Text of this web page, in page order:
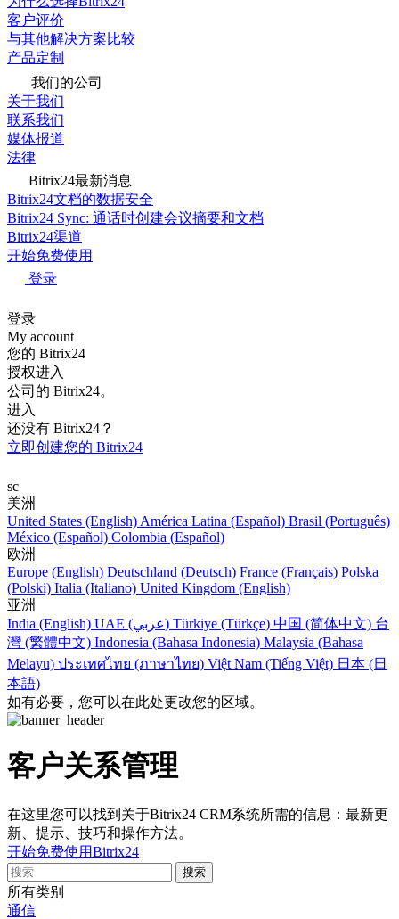
客户评价
与其他解决方案比较
产品定制
我们的公司
关于我们
联系我们
媒体报道
法律
Bitrix24最新消息
Bitrix24文档的数据安全
Bitrix24 Sync: 通话时创建会议摘要和文档
Bitrix24渠道
开始免费使用
登录
登录
My account
您的 Bitrix24
授权进入
公司的 Bitrix24。
进入
还没有 Bitrix24？
立即创建您的 Bitrix24
sc
美洲
United States (English) América Latina (Español) Brasil (Português)
México (Español) Colombia (Español)
欧洲
Europe (English) Deutschland (Deutsch) France (Français) Polska
(Polski) Italia (Italiano) United Kingdom (English)
亚洲
India (English)
UAE (عربي) Türkiye (Türkçe) 中国 (简体中文) 台
灣 (繁體中文) Indonesia (Bahasa Indonesia) Malaysia (Bahasa
Melayu) ประเทศไทย (ภาษาไทย) Việt Nam (Tiếng Việt) 日本 (日
本語)
如有必要，您可以在此处更改您的区域。
客户关系管理
在这里您可以找到关于Bitrix24 CRM系统所需的信息：最新更
新、提示、技巧和操作方法。
开始免费使用Bitrix24
所有类别
通信